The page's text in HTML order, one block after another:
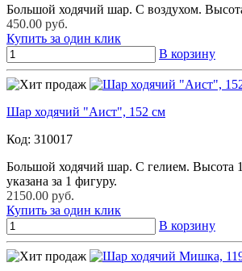
Большой ходячий шар. С воздухом.
450.00 руб.
Купить за один клик
В корзину
Шар ходячий "Аист", 152 см
Код: 310017
Большой ходячий шар. С гелием. Высота
указана за 1 фигуру.
2150.00 руб.
Купить за один клик
В корзину